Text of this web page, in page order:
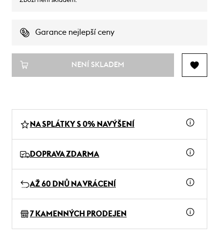
Garance nejlepší ceny
NENÍ SKLADEM
NA SPLÁTKY S 0% NAVÝŠENÍ
DOPRAVA ZDARMA
AŽ 60 DNŮ NA VRÁCENÍ
7 KAMENNÝCH PRODEJEN